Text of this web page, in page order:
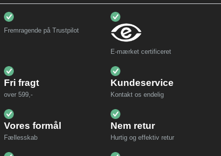
Fremragende på Trustpilot
E-mærket certificeret
Fri fragt
over 599,-
Kundeservice
Kontakt os endelig
Vores formål
Fællesskab
Nem retur
Hurtig og effektiv retur